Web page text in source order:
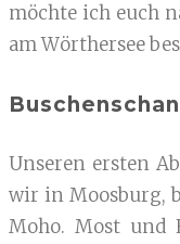
möchte ich euch
am Wörthersee
Unseren ersten
wir in Moosburg,
Moho. Most und